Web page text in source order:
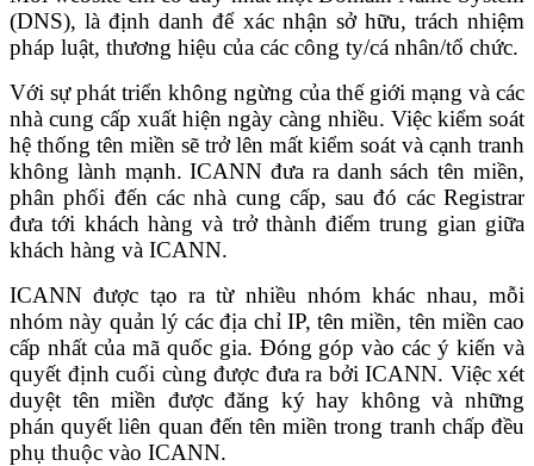
(DNS), là định danh để xác nhận sở hữu, trách nhiệm
pháp luật, thương hiệu của các công ty/cá nhân/tổ chức.
Với sự phát triển không ngừng của thế giới mạng và các
nhà cung cấp xuất hiện ngày càng nhiều. Việc kiểm soát
hệ thống tên miền sẽ trở lên mất kiểm soát và cạnh tranh
không lành mạnh. ICANN đưa ra danh sách tên miền,
phân phối đến các nhà cung cấp, sau đó các Registrar
đưa tới khách hàng và trở thành điểm trung gian giữa
khách hàng và ICANN.
ICANN được tạo ra từ nhiều nhóm khác nhau, mỗi
nhóm này quản lý các địa chỉ IP, tên miền, tên miền cao
cấp nhất của mã quốc gia. Đóng góp vào các ý kiến và
quyết định cuối cùng được đưa ra bởi ICANN. Việc xét
duyệt tên miền được đăng ký hay không và những
phán quyết liên quan đến tên miền trong tranh chấp đều
phụ thuộc vào ICANN.